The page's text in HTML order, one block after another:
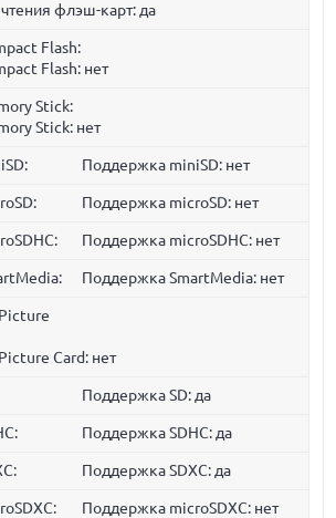
флэш-карт: да
Flash:
Flash: нет
Stick:
Stick: нет
Поддержка miniSD: нет
Поддержка microSD: нет
Поддержка microSDHC: нет
Поддержка SmartMedia: нет
Card: нет
Поддержка SD: да
Поддержка SDHC: да
Поддержка SDXC: да
Поддержка microSDXC: нет